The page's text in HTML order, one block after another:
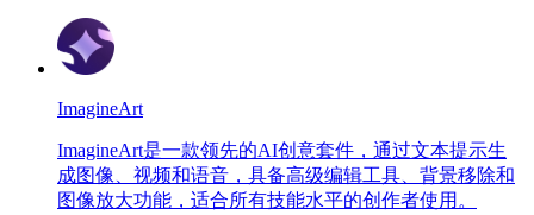
ImagineArt
ImagineArt是一款领先的AI创意套件，通过文本提示生
成图像、视频和语音，具备高级编辑工具、背景移除和
图像放大功能，适合所有技能水平的创作者使用。